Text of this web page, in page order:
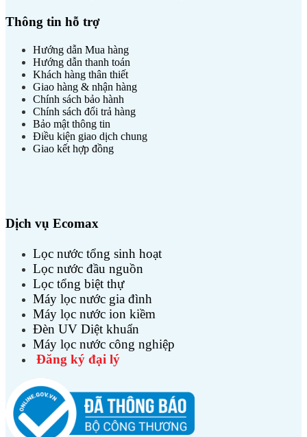
Thông tin hỗ trợ
Hướng dẫn Mua hàng
Hướng dẫn thanh toán
Khách hàng thân thiết
Giao hàng & nhận hàng
Chính sách bảo hành
Chính sách đổi trả hàng
Bảo mật thông tin
Điều kiện giao dịch chung
Giao kết hợp đồng
Dịch vụ Ecomax
Lọc nước tổng sinh hoạt
Lọc nước đầu nguồn
Lọc tổng biệt thự
Máy lọc nước gia đình
Máy lọc nước ion kiềm
Đèn UV Diệt khuẩn
Máy lọc nước công nghiệp
Đăng ký đại lý